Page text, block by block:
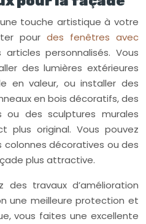
touche artistique à votre
pour des fenêtres avec
articles personnalisés. Vous
des lumières extérieures
en valeur, ou installer des
en bois décoratifs, des
ou des sculptures murales
plus original. Vous pouvez
décoratives ou des
plus attractive.
des travaux d’amélioration
une meilleure protection et
vous faites une excellente